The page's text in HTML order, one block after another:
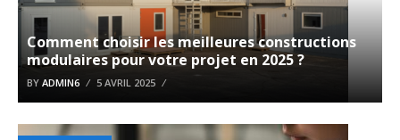
Comment choisir les meilleures constructions
modulaires pour votre projet en 2025 ?
BY ADMIN6 5 AVRIL 2025